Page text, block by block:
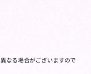
なる場合がございますので